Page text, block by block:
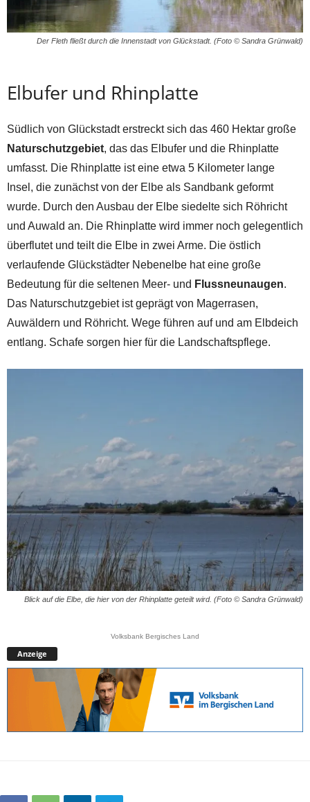
Der Fleth fließt durch die Innenstadt von Glückstadt. (Foto © Sandra Grünwald)
Elbufer und Rhinplatte
Südlich von Glückstadt erstreckt sich das 460 Hektar große
Naturschutzgebiet, das das Elbufer und die Rhinplatte
umfasst. Die Rhinplatte ist eine etwa 5 Kilometer lange
Insel, die zunächst von der Elbe als Sandbank geformt
wurde. Durch den Ausbau der Elbe siedelte sich Röhricht
und Auwald an. Die Rhinplatte wird immer noch gelegentlich
überflutet und teilt die Elbe in zwei Arme. Die östlich
verlaufende Glückstädter Nebenelbe hat eine große
Bedeutung für die seltenen Meer- und Flussneunaugen.
Das Naturschutzgebiet ist geprägt von Magerrasen,
Auwäldern und Röhricht. Wege führen auf und am Elbdeich
entlang. Schafe sorgen hier für die Landschaftspflege.
Blick auf die Elbe, die hier von der Rhinplatte geteilt wird. (Foto © Sandra Grünwald)
Volksbank Bergisches Land
Anzeige